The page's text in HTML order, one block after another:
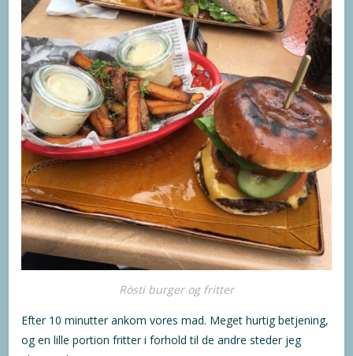
Rösti burger og fritter
Efter 10 minutter ankom vores mad. Meget hurtig betjening,
og en lille portion fritter i forhold til de andre steder jeg